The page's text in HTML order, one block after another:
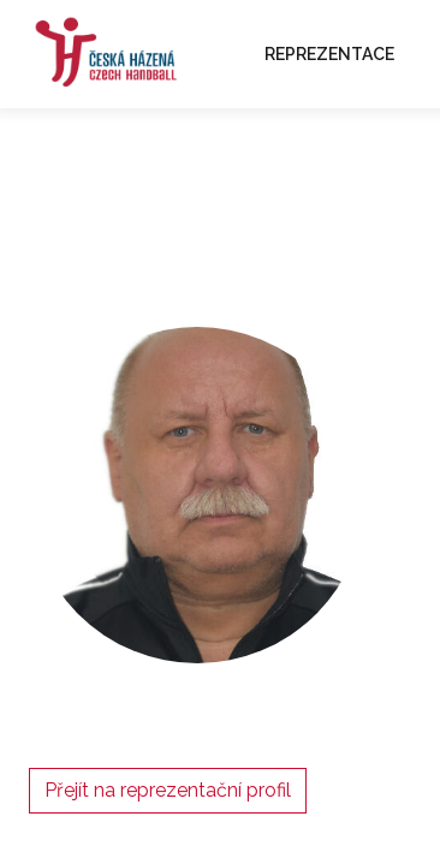
REPREZENTACE
Přejít na reprezentační profil